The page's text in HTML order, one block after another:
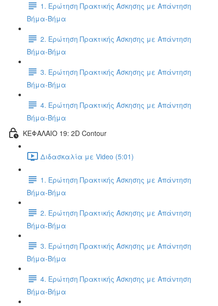
1. Ερώτηση Πρακτικής Άσκησης με Απάντηση
Βήμα-Βήμα
2. Ερώτηση Πρακτικής Άσκησης με Απάντηση
Βήμα-Βήμα
3. Ερώτηση Πρακτικής Άσκησης με Απάντηση
Βήμα-Βήμα
4. Ερώτηση Πρακτικής Άσκησης με Απάντηση
Βήμα-Βήμα
ΚΕΦΑΛΑΙΟ 19: 2D Contour
Διδασκαλία με Video (5:01)
1. Ερώτηση Πρακτικής Άσκησης με Απάντηση
Βήμα-Βήμα
2. Ερώτηση Πρακτικής Άσκησης με Απάντηση
Βήμα-Βήμα
3. Ερώτηση Πρακτικής Άσκησης με Απάντηση
Βήμα-Βήμα
4. Ερώτηση Πρακτικής Άσκησης με Απάντηση
Βήμα-Βήμα